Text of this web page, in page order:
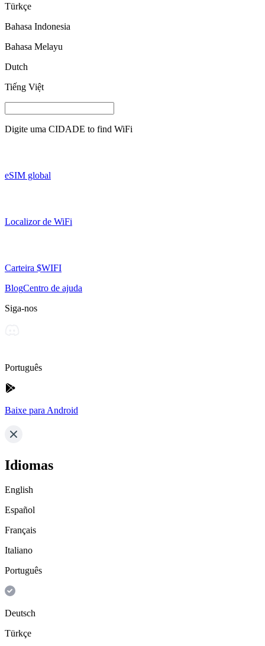
Türkçe
Bahasa Indonesia
Bahasa Melayu
Dutch
Tiếng Việt
Digite uma CIDADE to find WiFi
eSIM global
Localizor de WiFi
Carteira $WIFI
BlogCentro de ajuda
Siga-nos
Português
Baixe para Android
Idiomas
English
Español
Français
Italiano
Português
Deutsch
Türkçe